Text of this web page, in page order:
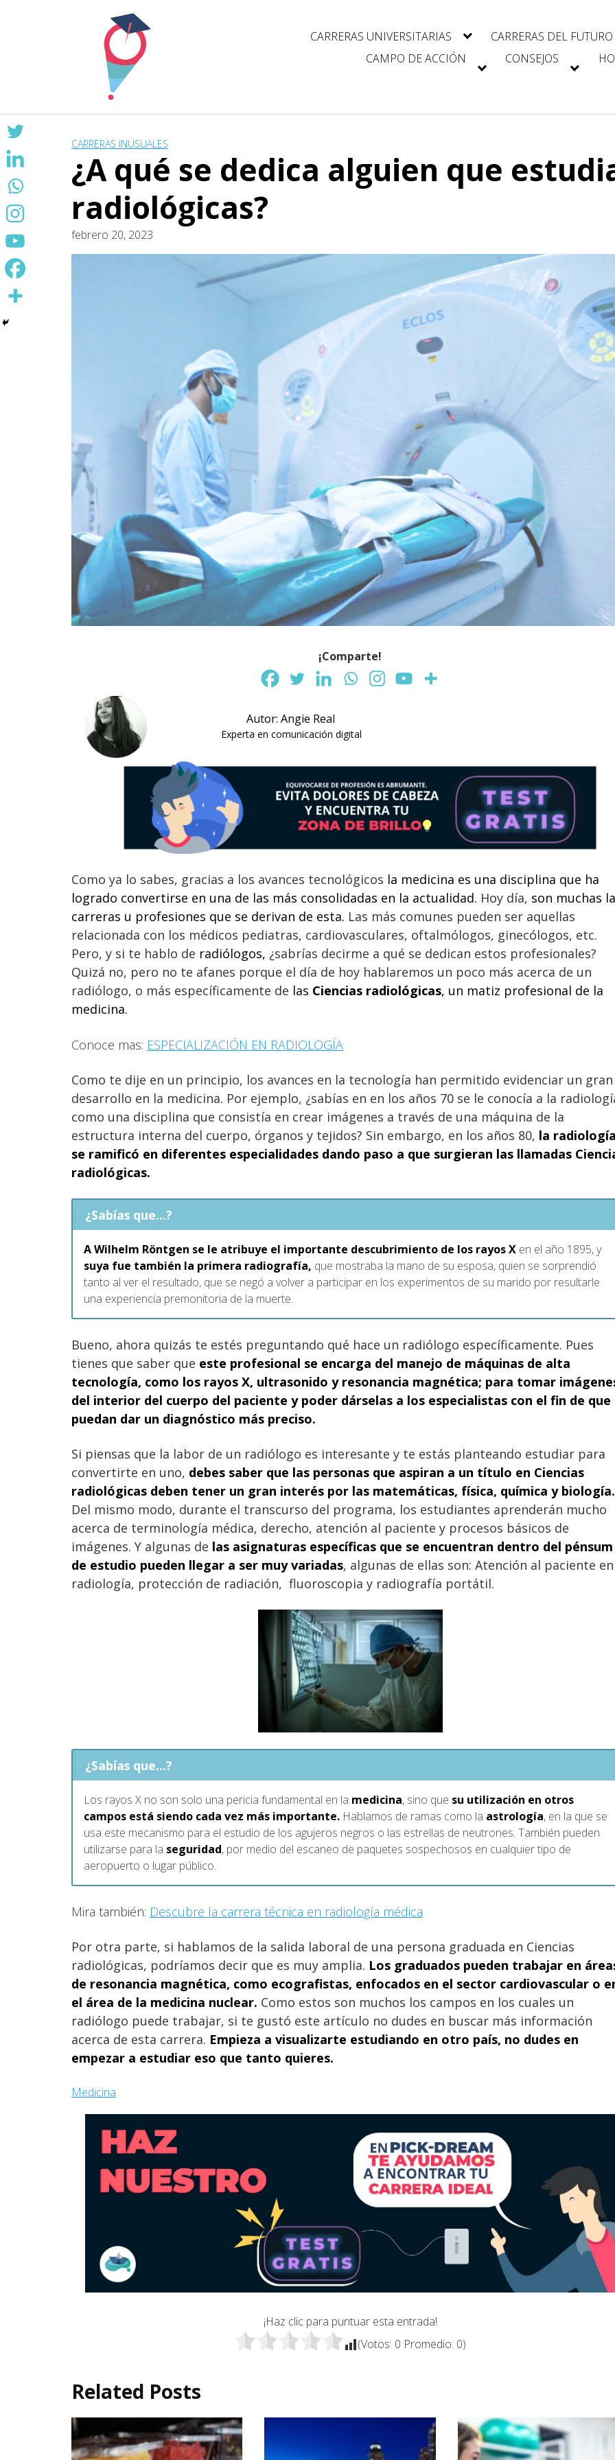
CARRERAS UNIVERSITARIAS
CARRERAS DEL FUTURO
CAMPO DE ACCIÓN
CONSEJOS
CARRERAS INUSUALES
¿A qué se dedica alguien que
radiológicas?
febrero 20, 2023
¡Comparte!
Autor: Angie Real
Experta en comunicación digital
Como ya lo sabes, gracias a los avances tecnológicos la medicina es una disciplina que ha
logrado convertirse en una de las más consolidadas en la actualidad. Hoy día, son muchas
carreras u profesiones que se derivan de esta. Las más comunes pueden ser aquellas
relacionada con los médicos pediatras, cardiovasculares, oftalmólogos, ginecólogos, etc.
Pero, y si te hablo de radiólogos, ¿sabrías decirme a qué se dedican estos profesionales?
Quizá no, pero no te afanes porque el día de hoy hablaremos un poco más acerca de un
radiólogo, o más específicamente de las Ciencias radiológicas, un matiz profesional de la
medicina.
Conoce mas: ESPECIALIZACIÓN EN RADIOLOGÍA
Como te dije en un principio, los avances en la tecnología han permitido evidenciar un gran
desarrollo en la medicina. Por ejemplo, ¿sabías en en los años 70 se le conocía a la
como una disciplina que consistía en crear imágenes a través de una máquina de la
estructura interna del cuerpo, órganos y tejidos? Sin embargo, en los años 80, la
se ramificó en diferentes especialidades dando paso a que surgieran las llamadas
radiológicas.
¿Sabías que...?
A Wilhelm Röntgen se le atribuye el importante descubrimiento de los rayos X en el año 1895, y
suya fue también la primera radiografía, que mostraba la mano de su esposa, quien se sorprendió
tanto al ver el resultado, que se negó a volver a participar en los experimentos de su marido por resultarle
una experiencia premonitoria de la muerte.
Bueno, ahora quizás te estés preguntando qué hace un radiólogo específicamente. Pues
tienes que saber que este profesional se encarga del manejo de máquinas de alta
tecnología, como los rayos X, ultrasonido y resonancia magnética; para tomar
del interior del cuerpo del paciente y poder dárselas a los especialistas con el fin de que
puedan dar un diagnóstico más preciso.
Si piensas que la labor de un radiólogo es interesante y te estás planteando estudiar para
convertirte en uno, debes saber que las personas que aspiran a un título en Ciencias
radiológicas deben tener un gran interés por las matemáticas, física, química y biología.
Del mismo modo, durante el transcurso del programa, los estudiantes aprenderán mucho
acerca de terminología médica, derecho, atención al paciente y procesos básicos de
imágenes. Y algunas de las asignaturas específicas que se encuentran dentro del pénsum
de estudio pueden llegar a ser muy variadas, algunas de ellas son: Atención al paciente en
radiología, protección de radiación, fluoroscopia y radiografía portátil.
¿Sabías que...?
Los rayos X no son solo una pericia fundamental en la medicina, sino que su utilización en otros
campos está siendo cada vez más importante. Hablamos de ramas como la astrología, en la que se
usa este mecanismo para el estudio de los agujeros negros o las estrellas de neutrones. También pueden
utilizarse para la seguridad, por medio del escaneo de paquetes sospechosos en cualquier tipo de
aeropuerto o lugar público.
Mira también: Descubre la carrera técnica en radiología médica
Por otra parte, si hablamos de la salida laboral de una persona graduada en Ciencias
radiológicas, podríamos decir que es muy amplia. Los graduados pueden trabajar en
de resonancia magnética, como ecografistas, enfocados en el sector cardiovascular o
el área de la medicina nuclear. Como estos son muchos los campos en los cuales un
radiólogo puede trabajar, si te gustó este artículo no dudes en buscar más información
acerca de esta carrera. Empieza a visualizarte estudiando en otro país, no dudes en
empezar a estudiar eso que tanto quieres.
Medicina
¡Haz clic para puntuar esta entrada!
(Votos: 0 Promedio: 0)
Related Posts